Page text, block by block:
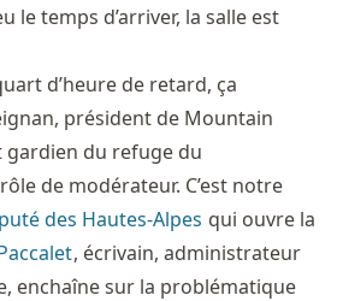
le temps d’arriver, la salle est
d’heure de retard, ça
président de Mountain
gardien du refuge du
de modérateur. C’est notre
des Hautes-Alpes qui ouvre la
, écrivain, administrateur
enchaîne sur la problématique